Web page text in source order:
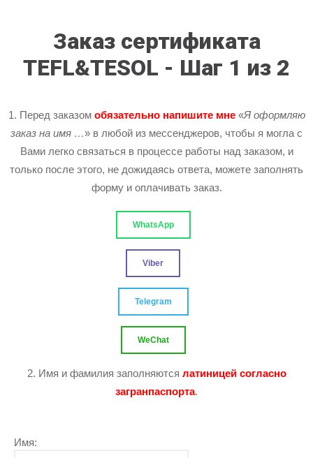
Заказ сертификата
TEFL&TESOL - Шаг 1 из 2
1. Перед заказом обязательно напишите мне«Я оформляю
заказ на имя …» в любой из мессенджеров, чтобы я могла с
Вами легко связаться в процессе работы над заказом, и
только после этого, не дожидаясь ответа, можете заполнять
форму и оплачивать заказ.
WhatsApp
Viber
Telegram
WeChat
2. Имя и фамилия заполняются латиницей согласно
загранпаспорта.
Имя: